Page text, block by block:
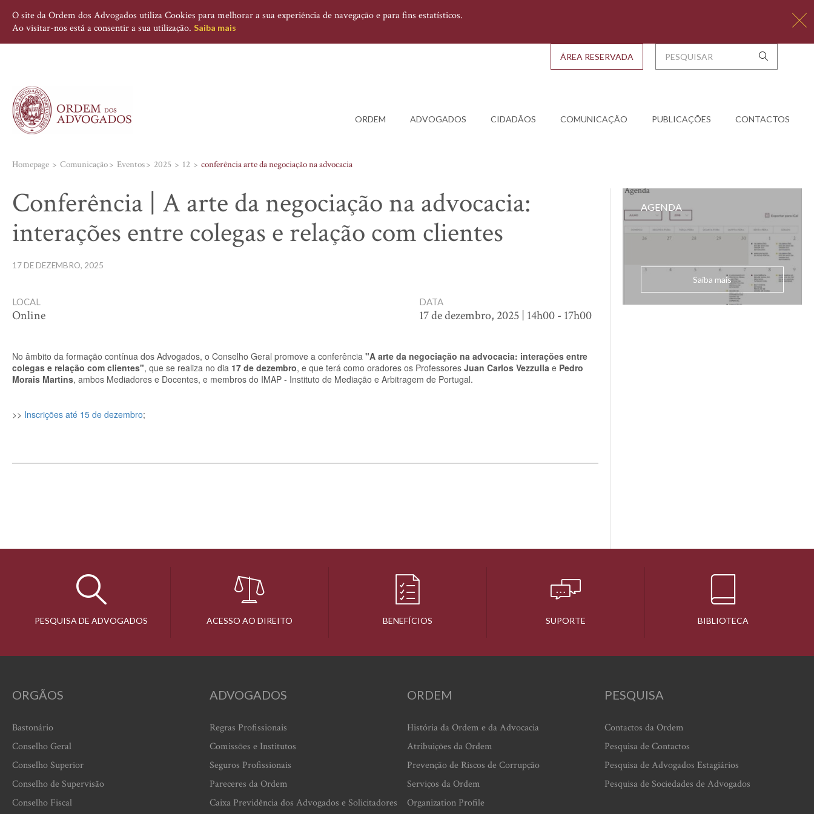
O site da Ordem dos Advogados utiliza Cookies para melhorar a sua experiência de navegação e para fins estatísticos.
Ao visitar-nos está a consentir a sua utilização. Saiba mais
ORDEM ADVOGADOS CIDADÃOS COMUNICAÇÃO PUBLICAÇÕES CONTACTOS
ÁREA RESERVADA
Homepage Comunicação Eventos 2025 12 conferência arte da negociação na advocacia
Conferência | A arte da negociação na advocacia:
interações entre colegas e relação com clientes
17 DE DEZEMBRO, 2025
LOCAL
Online
DATA
17 de dezembro, 2025 | 14h00 - 17h00
No âmbito da formação contínua dos Advogados, o Conselho Geral promove a conferência "A arte da negociação na advocacia: interações entre
colegas e relação com clientes", que se realiza no dia 17 de dezembro, e que terá como oradores os Professores Juan Carlos Vezzulla e Pedro
Morais Martins, ambos Mediadores e Docentes, e membros do IMAP - Instituto de Mediação e Arbitragem de Portugal.
>> Inscrições até 15 de dezembro;
AGENDA
Saiba mais
PESQUISA DE ADVOGADOS ACESSO AO DIREITO BENEFÍCIOS SUPORTE BIBLIOTECA
ORGÃOS
Bastonário
Conselho Geral
Conselho Superior
Conselho de Supervisão
Conselho Fiscal
ADVOGADOS
Regras Profissionais
Comissões e Institutos
Seguros Profissionais
Pareceres da Ordem
Caixa Previdência dos Advogados e Solicitadores
ORDEM
História da Ordem e da Advocacia
Atribuições da Ordem
Prevenção de Riscos de Corrupção
Serviços da Ordem
Organization Profile
PESQUISA
Contactos da Ordem
Pesquisa de Contactos
Pesquisa de Advogados Estagiários
Pesquisa de Sociedades de Advogados